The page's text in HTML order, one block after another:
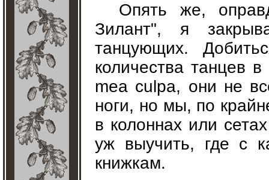
Опять же,
Зилант", я
танцующих.
количества танцев
mea culpa, они не
ноги, но мы, по
в колоннах или
уж выучить, где с
книжкам.